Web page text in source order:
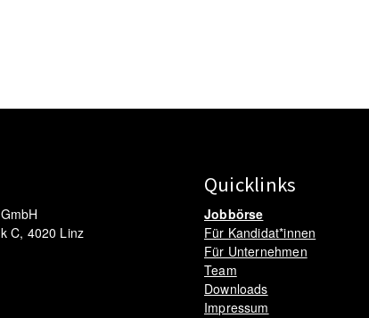
C, 4020 Linz
Quicklinks
Jobbörse
Für Kandidat*innen
Für Unternehmen
Team
Downloads
Impressum